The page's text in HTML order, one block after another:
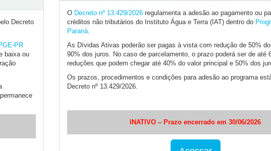
Decreto
PR
baixa ou
O Decreto nº 13.429/2026 regulamenta a adesão ao pagamento ou
créditos não tributários do Instituto Água e Terra (IAT) dentro do
Paraná.
As Dívidas Ativas poderão ser pagas à vista com redução de 50%
90% dos juros. No caso de parcelamento, o prazo poderá ser de até
reduções que podem chegar até 40% do valor principal e 50% dos
Os prazos, procedimentos e condições para adesão ao programa
Decreto nº 13.429/2026.
INATIVO – Prazo encerrado em 30/06/2026